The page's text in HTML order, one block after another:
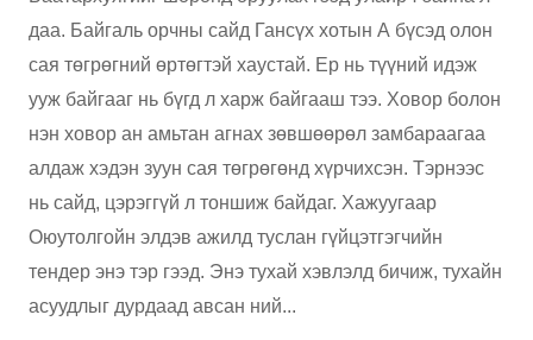
даа. Байгаль орчны сайд Гансүх хотын А бүсэд олон
сая төгрөгний өртөгтэй хаустай. Ер нь түүний идэж
ууж байгааг нь бүгд л харж байгааш тээ. Ховор болон
нэн ховор ан амьтан агнах зөвшөөрөл замбараагаа
алдаж хэдэн зуун сая төгрөгөнд хүрчихсэн. Тэрнээс
нь сайд, цэрэггүй л тоншиж байдаг. Хажуугаар
Оюутолгойн элдэв ажилд туслан гүйцэтгэгчийн
тендер энэ тэр гээд. Энэ тухай хэвлэлд бичиж, тухайн
асуудлыг дурдаад авсан ний...